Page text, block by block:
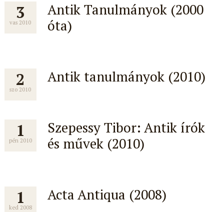
3
vas 2010
Antik Tanulmányok (2000
óta)
2
szo 2010
Antik tanulmányok (2010)
1
pén 2010
Szepessy Tibor: Antik írók
és művek (2010)
1
ked 2008
Acta Antiqua (2008)